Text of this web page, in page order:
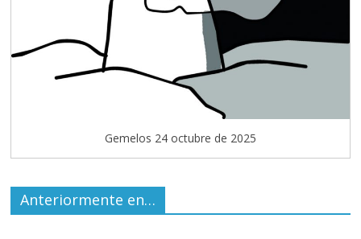
Gemelos 24 octubre de 2025
Anteriormente en…